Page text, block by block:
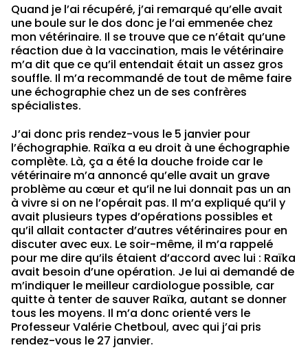
Quand je l’ai récupéré, j’ai remarqué qu’elle avait
une boule sur le dos donc je l’ai emmenée chez
mon vétérinaire. Il se trouve que ce n’était qu’une
réaction due à la vaccination, mais le vétérinaire
m’a dit que ce qu’il entendait était un assez gros
souffle. Il m’a recommandé de tout de même faire
une échographie chez un de ses confrères
spécialistes.
J’ai donc pris rendez-vous le 5 janvier pour
l’échographie. Raïka a eu droit à une échographie
complète. Là, ça a été la douche froide car le
vétérinaire m’a annoncé qu’elle avait un grave
problème au cœur et qu’il ne lui donnait pas un an
à vivre si on ne l’opérait pas. Il m’a expliqué qu’il y
avait plusieurs types d’opérations possibles et
qu’il allait contacter d’autres vétérinaires pour en
discuter avec eux. Le soir-même, il m’a rappelé
pour me dire qu’ils étaient d’accord avec lui : Raïka
avait besoin d’une opération. Je lui ai demandé de
m’indiquer le meilleur cardiologue possible, car
quitte à tenter de sauver Raïka, autant se donner
tous les moyens. Il m’a donc orienté vers le
Professeur Valérie Chetboul, avec qui j’ai pris
rendez-vous le 27 janvier.